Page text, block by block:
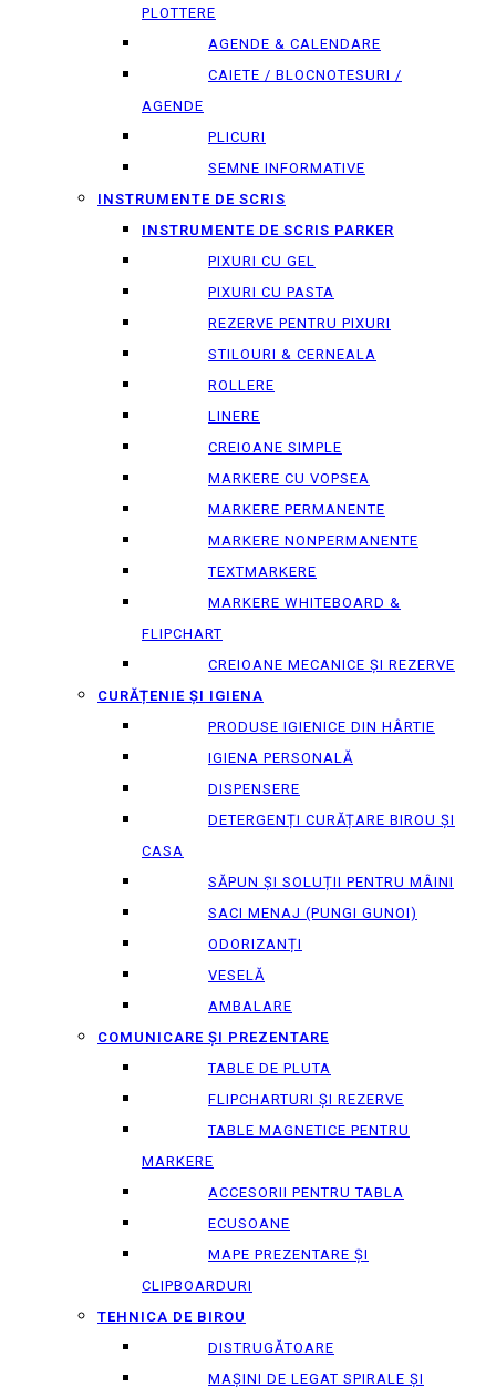
PLOTTERE
AGENDE & CALENDARE
CAIETE / BLOCNOTESURI /
AGENDE
PLICURI
SEMNE INFORMATIVE
INSTRUMENTE DE SCRIS
INSTRUMENTE DE SCRIS PARKER
PIXURI CU GEL
PIXURI CU PASTA
REZERVE PENTRU PIXURI
STILOURI & СERNEALA
ROLLERE
LINERE
CREIOANE SIMPLE
MARKERE CU VOPSEA
MARKERE PERMANENTE
MARKERE NONPERMANENTE
TEXTMARKERE
MARKERE WHITEBOARD &
FLIPCHART
CREIOANE MECANICE ȘI REZERVE
CURĂȚENIE ȘI IGIENA
PRODUSE IGIENICE DIN HÂRTIE
IGIENA PERSONALĂ
DISPENSERE
DETERGENȚI CURĂȚARE BIROU ȘI
CASA
SĂPUN ȘI SOLUȚII PENTRU MÂINI
SACI MENAJ (PUNGI GUNOI)
ODORIZANȚI
VESELĂ
AMBALARE
COMUNICARE ȘI PREZENTARE
TABLE DE PLUTA
FLIPCHARTURI ȘI REZERVE
TABLE MAGNETICE PENTRU
MARKERE
ACCESORII PENTRU TABLA
ECUSOANE
MAPE PREZENTARE ȘI
CLIPBOARDURI
TEHNICA DE BIROU
DISTRUGĂTOARE
MAȘINI DE LEGAT SPIRALE ȘI